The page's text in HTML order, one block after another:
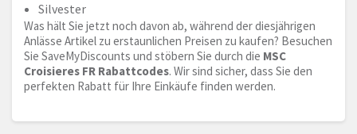
Silvester
Was hält Sie jetzt noch davon ab, während der diesjährigen
Anlässe Artikel zu erstaunlichen Preisen zu kaufen? Besuchen
Sie SaveMyDiscounts und stöbern Sie durch die MSC
Croisieres FR Rabattcodes. Wir sind sicher, dass Sie den
perfekten Rabatt für Ihre Einkäufe finden werden.